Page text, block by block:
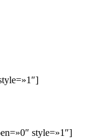
style=»1″]